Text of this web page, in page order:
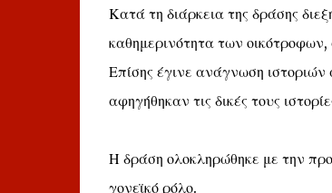
Κατά τη διάρκεια της δράσης
καθημερινότητα των
Επίσης έγινε ανάγνωση ιστοριών
αφηγήθηκαν τις δικές τους
Η δράση ολοκληρώθηκε με την
γονεϊκό ρόλο.